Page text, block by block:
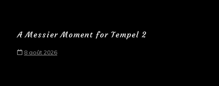
A Messier Moment for Tempel 2
8 août 2026